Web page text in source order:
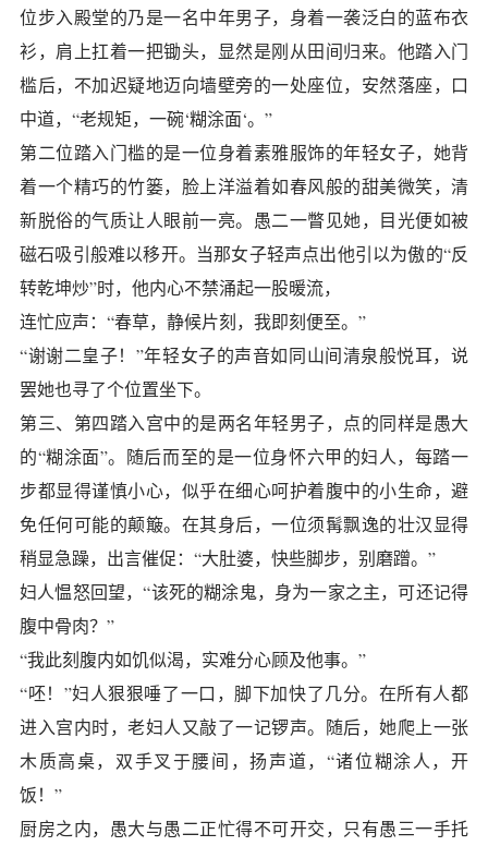
位步入殿堂的乃是一名中年男子，身着一袭泛白的蓝布衣
衫，肩上扛着一把锄头，显然是刚从田间归来。他踏入门
槛后，不加迟疑地迈向墙壁旁的一处座位，安然落座，口
中道，“老规矩，一碗‘糊涂面‘。”
第二位踏入门槛的是一位身着素雅服饰的年轻女子，她背
着一个精巧的竹篓，脸上洋溢着如春风般的甜美微笑，清
新脱俗的气质让人眼前一亮。愚二一瞥见她，目光便如被
磁石吸引般难以移开。当那女子轻声点出他引以为傲的“反
转乾坤炒”时，他内心不禁涌起一股暖流，
连忙应声：“春草，静候片刻，我即刻便至。”
“谢谢二皇子！”年轻女子的声音如同山间清泉般悦耳，说
罢她也寻了个位置坐下。
第三、第四踏入宫中的是两名年轻男子，点的同样是愚大
的“糊涂面”。随后而至的是一位身怀六甲的妇人，每踏一
步都显得谨慎小心，似乎在细心呵护着腹中的小生命，避
免任何可能的颠簸。在其身后，一位须髯飘逸的壮汉显得
稍显急躁，出言催促：“大肚婆，快些脚步，别磨蹭。”
妇人愠怒回望，“该死的糊涂鬼，身为一家之主，可还记得
腹中骨肉？”
“我此刻腹内如饥似渴，实难分心顾及他事。”
“呸！”妇人狠狠唾了一口，脚下加快了几分。在所有人都
进入宫内时，老妇人又敲了一记锣声。随后，她爬上一张
木质高桌，双手叉于腰间，扬声道，“诸位糊涂人，开
饭！”
厨房之内，愚大与愚二正忙得不可开交，只有愚三一手托